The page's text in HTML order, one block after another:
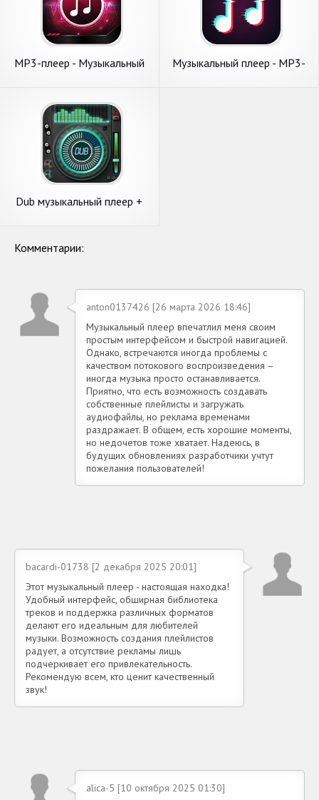
MP3-плеер - Музыкальный
Музыкальный плеер - MP3-
Dub музыкальный плеер +
Комментарии:
anton0137426 [26 марта 2026 18:46]
Музыкальный плеер впечатлил меня своим
простым интерфейсом и быстрой навигацией.
Однако, встречаются иногда проблемы с
качеством потокового воспроизведения –
иногда музыка просто останавливается.
Приятно, что есть возможность создавать
собственные плейлисты и загружать
аудиофайлы, но реклама временами
раздражает. В общем, есть хорошие моменты,
но недочетов тоже хватает. Надеюсь, в
будущих обновлениях разработчики учтут
пожелания пользователей!
bacardi-01738 [2 декабря 2025 20:01]
Этот музыкальный плеер - настоящая находка!
Удобный интерфейс, обширная библиотека
треков и поддержка различных форматов
делают его идеальным для любителей
музыки. Возможность создания плейлистов
радует, а отсутствие рекламы лишь
подчеркивает его привлекательность.
Рекомендую всем, кто ценит качественный
звук!
alica-5 [10 октября 2025 01:30]